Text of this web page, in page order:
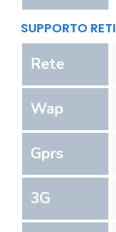
SUPPORTO RETI
Rete
Wap
Gprs
3G